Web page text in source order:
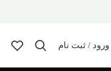
ورود / ثبت نام